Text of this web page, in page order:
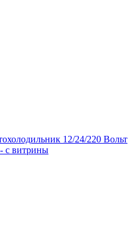
12/24/220 Вольт
с витрины